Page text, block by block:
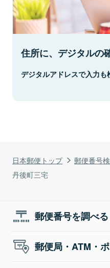
日本郵便トップ 郵便番号
丹後町三宅
住所に、デジタルの
デジタルアドレスで入力も
郵便番号を調べる
郵便局・ATM・